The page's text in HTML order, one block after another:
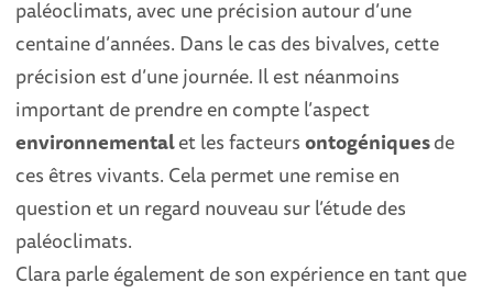
paléoclimats, avec une précision autour d’une
centaine d’années. Dans le cas des bivalves, cette
précision est d’une journée. Il est néanmoins
important de prendre en compte l’aspect
environnementalet les facteursontogéniquesde
ces êtres vivants. Cela permet une remise en
question et un regard nouveau sur l’étude des
paléoclimats.
Clara parle également de son expérience en tant que